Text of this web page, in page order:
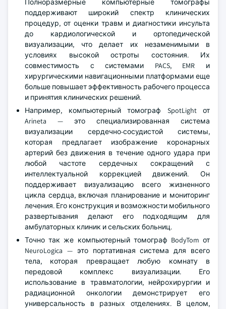
Полноразмерные компьютерные томографы
поддерживают широкий спектр клинических
процедур, от оценки травм и диагностики инсульта
до кардиологической и ортопедической
визуализации, что делает их незаменимыми в
условиях высокой остроты состояния. Их
совместимость с системами PACS, EMR и
хирургическими навигационными платформами еще
больше повышает эффективность рабочего процесса
и принятия клинических решений.
Например, компьютерный томограф SpotLight от
Arineta — это специализированная система
визуализации сердечно-сосудистой системы,
которая предлагает изображение коронарных
артерий без движения в течение одного удара при
любой частоте сердечных сокращений с
интеллектуальной коррекцией движений. Он
поддерживает визуализацию всего жизненного
цикла сердца, включая планирование и мониторинг
лечения. Его конструкция и возможности мобильного
развертывания делают его подходящим для
амбулаторных клиник и сельских больниц.
Точно так же компьютерный томограф BodyTom от
NeuroLogica — это портативная система для всего
тела, которая превращает любую комнату в
передовой комплекс визуализации. Его
использование в травматологии, нейрохирургии и
радиационной онкологии демонстрирует его
универсальность в разных отделениях. В целом,